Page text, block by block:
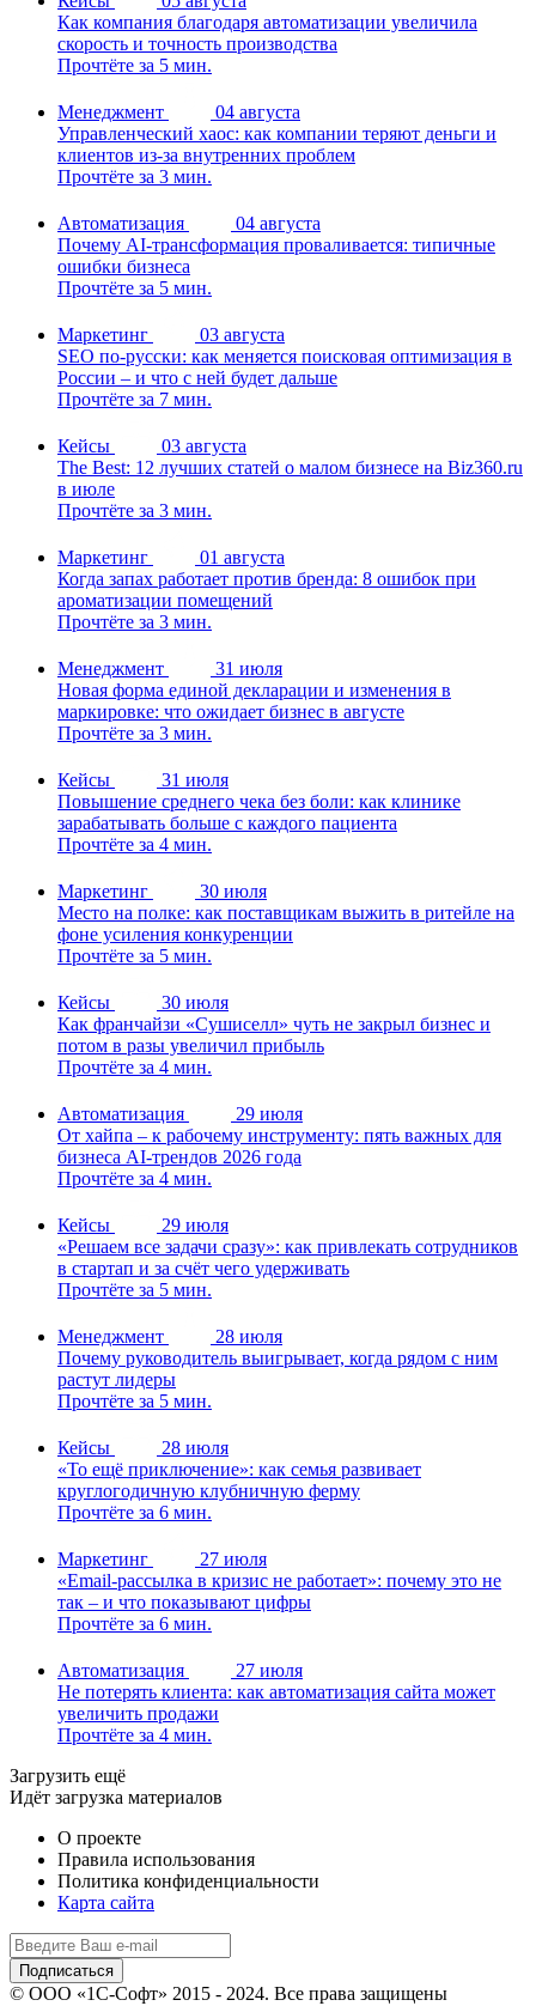
Как компания благодаря автоматизации увеличила
скорость и точность производства
Прочтёте за 5 мин.
Менеджмент
04 августа
Управленческий хаос: как компании теряют деньги и
клиентов из-за внутренних проблем
Прочтёте за 3 мин.
Автоматизация
04 августа
Почему AI-трансформация проваливается: типичные
ошибки бизнеса
Прочтёте за 5 мин.
Маркетинг
03 августа
SEO по-русски: как меняется поисковая оптимизация в
России – и что с ней будет дальше
Прочтёте за 7 мин.
Кейсы
03 августа
The Best: 12 лучших статей о малом бизнесе на Biz360.ru
в июле
Прочтёте за 3 мин.
Маркетинг
01 августа
Когда запах работает против бренда: 8 ошибок при
ароматизации помещений
Прочтёте за 3 мин.
Менеджмент
31 июля
Новая форма единой декларации и изменения в
маркировке: что ожидает бизнес в августе
Прочтёте за 3 мин.
Кейсы
31 июля
Повышение среднего чека без боли: как клинике
зарабатывать больше с каждого пациента
Прочтёте за 4 мин.
Маркетинг
30 июля
Место на полке: как поставщикам выжить в ритейле на
фоне усиления конкуренции
Прочтёте за 5 мин.
Кейсы
30 июля
Как франчайзи «Сушиселл» чуть не закрыл бизнес и
потом в разы увеличил прибыль
Прочтёте за 4 мин.
Автоматизация
29 июля
От хайпа – к рабочему инструменту: пять важных для
бизнеса AI-трендов 2026 года
Прочтёте за 4 мин.
Кейсы
29 июля
«Решаем все задачи сразу»: как привлекать сотрудников
в стартап и за счёт чего удерживать
Прочтёте за 5 мин.
Менеджмент
28 июля
Почему руководитель выигрывает, когда рядом с ним
растут лидеры
Прочтёте за 5 мин.
Кейсы
28 июля
«То ещё приключение»: как семья развивает
круглогодичную клубничную ферму
Прочтёте за 6 мин.
Маркетинг
27 июля
«Email-рассылка в кризис не работает»: почему это не
так – и что показывают цифры
Прочтёте за 6 мин.
Автоматизация
27 июля
Не потерять клиента: как автоматизация сайта может
увеличить продажи
Прочтёте за 4 мин.
Загрузить ещё
Идёт загрузка материалов
О проекте
Правила использования
Политика конфиденциальности
Карта сайта
© ООО «1С-Софт» 2015 - 2024. Все права защищены